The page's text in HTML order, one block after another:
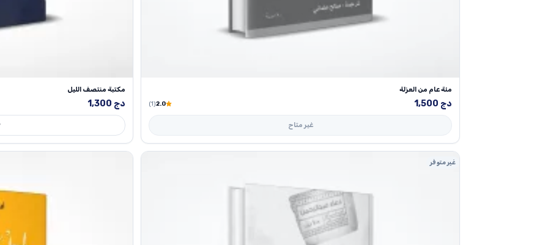
مئة عام من العزلة
1,500 دج 2.0
(1)
غير متاح
مكتبة منتصف الليل
1,300 دج
غير متوفر